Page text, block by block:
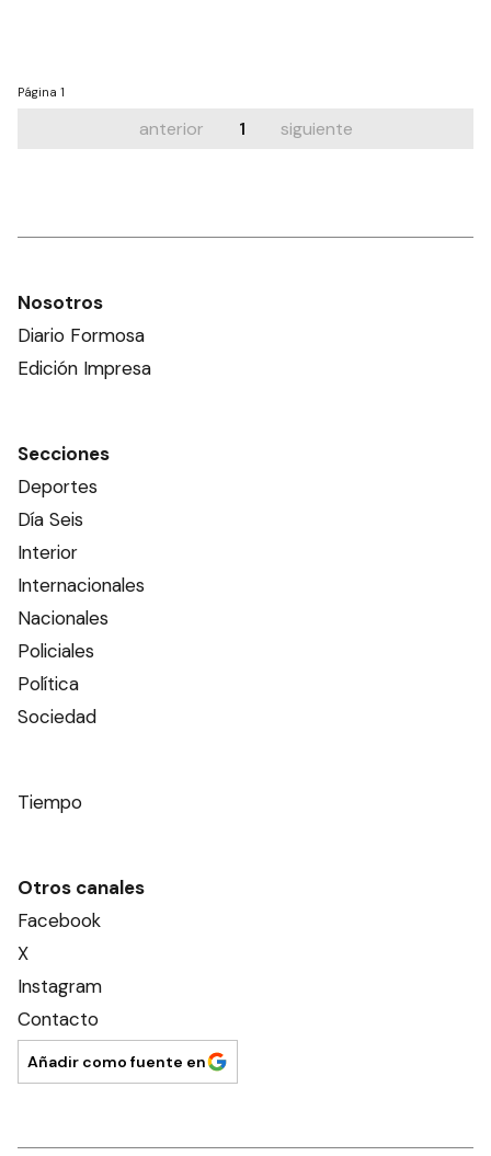
Página 1
anterior 1 siguiente
Nosotros
Diario Formosa
Edición Impresa
Secciones
Deportes
Día Seis
Interior
Internacionales
Nacionales
Policiales
Política
Sociedad
Tiempo
Otros canales
Facebook
X
Instagram
Contacto
Añadir como fuente en